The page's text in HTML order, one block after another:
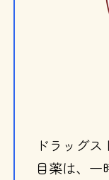
ドラッグ
目薬は、